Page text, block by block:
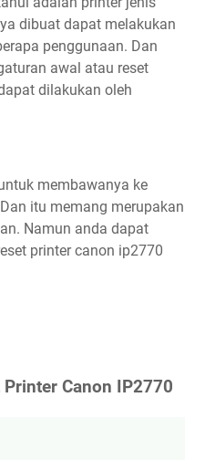
dibuat dapat melakukan
penggunaan. Dan
awal atau reset
dilakukan oleh
membawanya ke
itu memang merupakan
Namun anda dapat
printer canon ip2770
Canon IP2770